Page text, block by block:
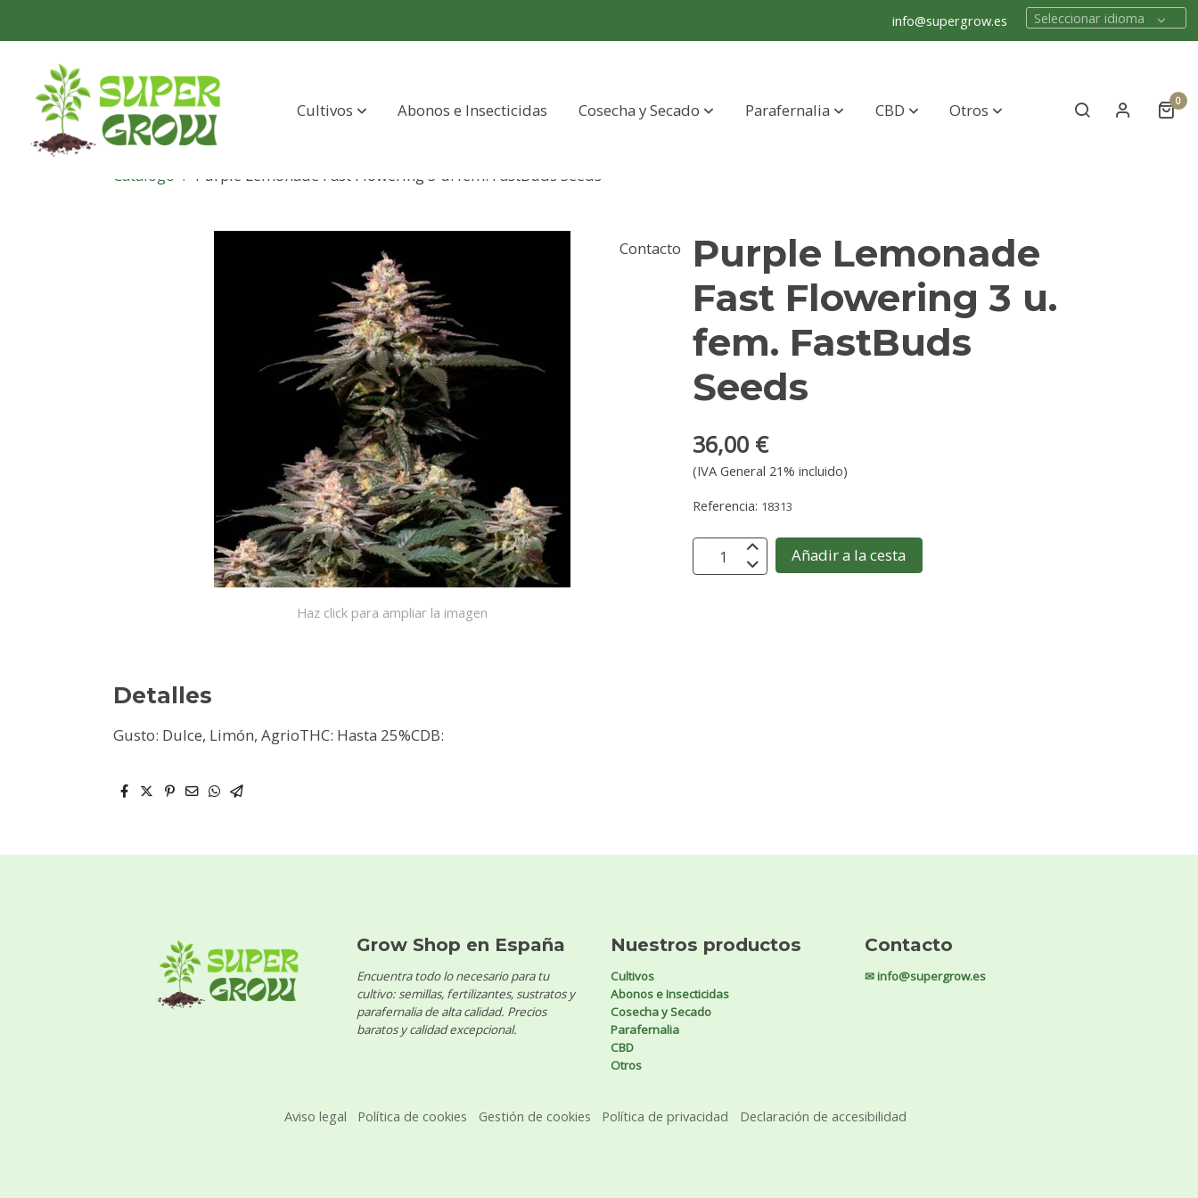
info@supergrow.es Seleccionar idioma
Cultivos Abonos e Insecticidas Cosecha y Secado Parafernalia CBD Otros
Contacto
0
Catálogo Purple Lemonade Fast Flowering 3 u. fem. FastBuds Seeds
Haz click para ampliar la imagen
Detalles
Gusto: Dulce, Limón, AgrioTHC: Hasta 25%CDB:
Purple Lemonade
Fast Flowering 3 u.
fem. FastBuds
Seeds
36,00 €
(IVA General 21% incluido)
Referencia: 18313
Añadir a la cesta
Grow Shop en España
Encuentra todo lo necesario para tu
cultivo: semillas, fertilizantes, sustratos y
parafernalia de alta calidad. Precios
baratos y calidad excepcional.
Nuestros productos
Cultivos
Abonos e Insecticidas
Cosecha y Secado
Parafernalia
CBD
Otros
Contacto
✉ info@supergrow.es
Aviso legal Política de cookies Gestión de cookies Política de privacidad Declaración de accesibilidad